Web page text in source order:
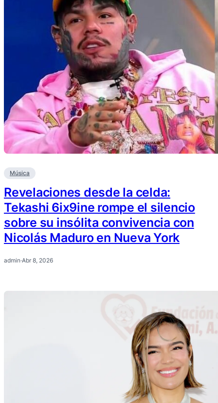
Música
Revelaciones desde la celda:
Tekashi 6ix9ine rompe el silencio
sobre su insólita convivencia con
Nicolás Maduro en Nueva York
admin·Abr 8, 2026